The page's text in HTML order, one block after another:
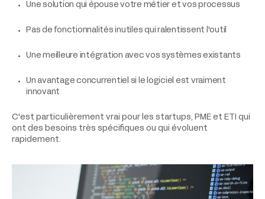
Une solution qui épouse votre métier et vos processus
Pas de fonctionnalités inutiles qui ralentissent l'outil
Une meilleure intégration avec vos systèmes existants
Un avantage concurrentiel si le logiciel est vraiment
innovant
C'est particulièrement vrai pour les startups, PME et ETI qui
ont des besoins très spécifiques ou qui évoluent
rapidement.